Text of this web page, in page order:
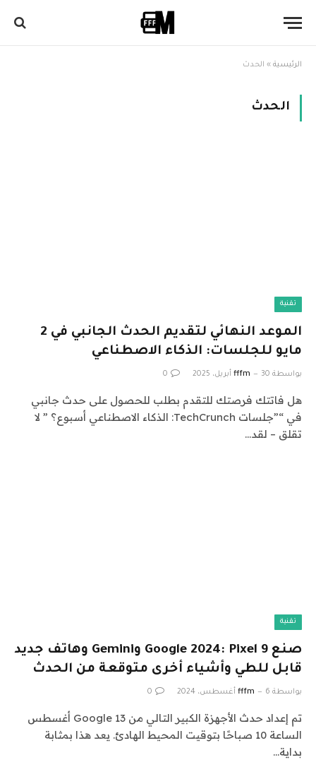
الرئيسية » الحدث
الحدث
تقنية
الموعد النهائي لتقديم الحدث الجانبي في 2
مايو للجلسات: الذكاء الاصطناعي
بواسطة fffm 30 أبريل، 2025 0
هل فاتتك فرصتك للتقدم بطلب للحصول على حدث جانبي
في “”جلسات TechCrunch: الذكاء الاصطناعي أسبوع؟ ” لا
تقلق – لقد…
تقنية
صنع Google 2024: Pixel 9 وGemini وهاتف جديد
قابل للطي وأشياء أخرى متوقعة من الحدث
بواسطة fffm 6 أغسطس، 2024 0
تم إعداد حدث الأجهزة الكبير التالي من Google 13 أغسطس
الساعة 10 صباحًا بتوقيت المحيط الهادئ. يعد هذا بمثابة
بداية…